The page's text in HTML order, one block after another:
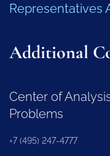
Representatives
Additional
Center of
Problems
+7 (495) 247-4777